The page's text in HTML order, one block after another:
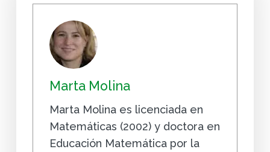
Marta Molina
Marta Molina es licenciada en
Matemáticas (2002) y doctora en
Educación Matemática por la